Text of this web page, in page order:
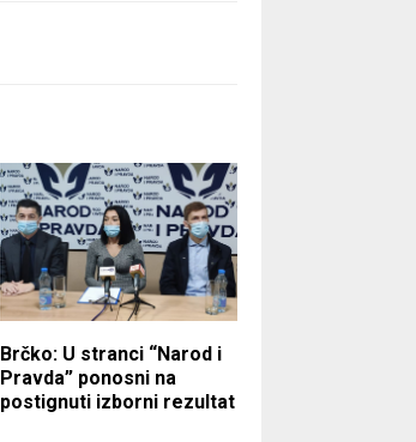
Brčko: U stranci “Narod i
Pravda” ponosni na
postignuti izborni rezultat